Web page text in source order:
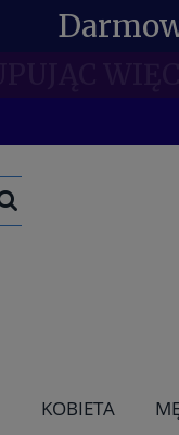
KOBIETA